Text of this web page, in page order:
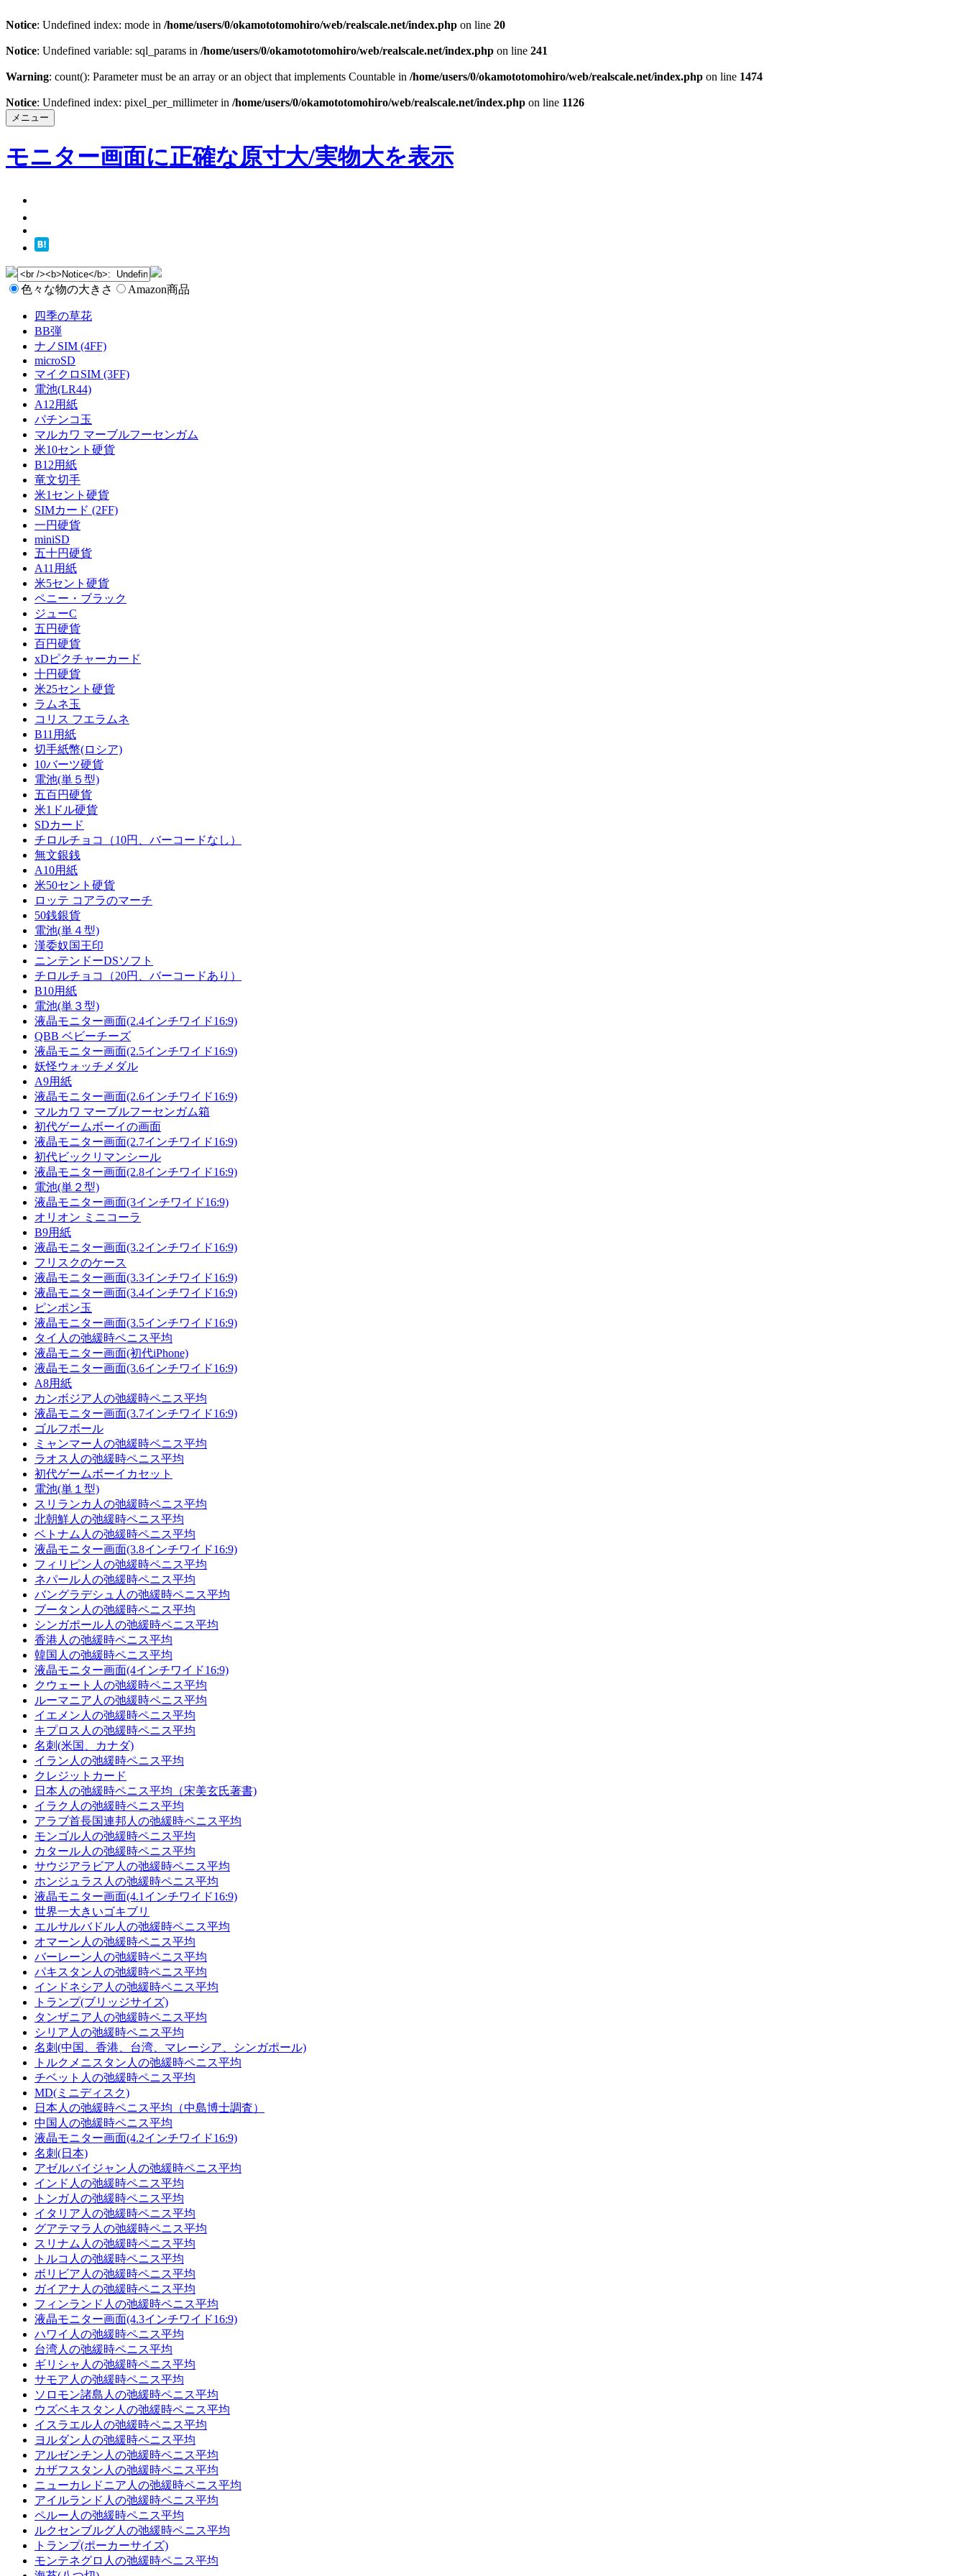
Notice: Undefined index: mode in /home/users/0/okamototomohiro/web/realscale.net/index.php on line 20
Notice: Undefined variable: sql_params in /home/users/0/okamototomohiro/web/realscale.net/index.php on line 241
Warning: count(): Parameter must be an array or an object that implements Countable in /home/users/0/okamototomohiro/web/realscale.net/index.php on line 1474
Notice: Undefined index: pixel_per_millimeter in /home/users/0/okamototomohiro/web/realscale.net/index.php on line 1126
メニュー
モニター画面に正確な原寸大/実物大を表示
色々な物の大きさ Amazon商品
四季の草花
BB弾
ナノSIM (4FF)
microSD
マイクロSIM (3FF)
電池(LR44)
A12用紙
パチンコ玉
マルカワ マーブルフーセンガム
米10セント硬貨
B12用紙
竜文切手
米1セント硬貨
SIMカード (2FF)
一円硬貨
miniSD
五十円硬貨
A11用紙
米5セント硬貨
ペニー・ブラック
ジューC
五円硬貨
百円硬貨
xDピクチャーカード
十円硬貨
米25セント硬貨
ラムネ玉
コリス フエラムネ
B11用紙
切手紙幣(ロシア)
10バーツ硬貨
電池(単５型)
五百円硬貨
米1ドル硬貨
SDカード
チロルチョコ（10円、バーコードなし）
無文銀銭
A10用紙
米50セント硬貨
ロッテ コアラのマーチ
50銭銀貨
電池(単４型)
漢委奴国王印
ニンテンドーDSソフト
チロルチョコ（20円、バーコードあり）
B10用紙
電池(単３型)
液晶モニター画面(2.4インチワイド16:9)
QBB ベビーチーズ
液晶モニター画面(2.5インチワイド16:9)
妖怪ウォッチメダル
A9用紙
液晶モニター画面(2.6インチワイド16:9)
マルカワ マーブルフーセンガム箱
初代ゲームボーイの画面
液晶モニター画面(2.7インチワイド16:9)
初代ビックリマンシール
液晶モニター画面(2.8インチワイド16:9)
電池(単２型)
液晶モニター画面(3インチワイド16:9)
オリオン ミニコーラ
B9用紙
液晶モニター画面(3.2インチワイド16:9)
フリスクのケース
液晶モニター画面(3.3インチワイド16:9)
液晶モニター画面(3.4インチワイド16:9)
ピンポン玉
液晶モニター画面(3.5インチワイド16:9)
タイ人の弛緩時ペニス平均
液晶モニター画面(初代iPhone)
液晶モニター画面(3.6インチワイド16:9)
A8用紙
カンボジア人の弛緩時ペニス平均
液晶モニター画面(3.7インチワイド16:9)
ゴルフボール
ミャンマー人の弛緩時ペニス平均
ラオス人の弛緩時ペニス平均
初代ゲームボーイカセット
電池(単１型)
スリランカ人の弛緩時ペニス平均
北朝鮮人の弛緩時ペニス平均
ベトナム人の弛緩時ペニス平均
液晶モニター画面(3.8インチワイド16:9)
フィリピン人の弛緩時ペニス平均
ネパール人の弛緩時ペニス平均
バングラデシュ人の弛緩時ペニス平均
ブータン人の弛緩時ペニス平均
シンガポール人の弛緩時ペニス平均
香港人の弛緩時ペニス平均
韓国人の弛緩時ペニス平均
液晶モニター画面(4インチワイド16:9)
クウェート人の弛緩時ペニス平均
ルーマニア人の弛緩時ペニス平均
イエメン人の弛緩時ペニス平均
キプロス人の弛緩時ペニス平均
名刺(米国、カナダ)
イラン人の弛緩時ペニス平均
クレジットカード
日本人の弛緩時ペニス平均（宋美玄氏著書)
イラク人の弛緩時ペニス平均
アラブ首長国連邦人の弛緩時ペニス平均
モンゴル人の弛緩時ペニス平均
カタール人の弛緩時ペニス平均
サウジアラビア人の弛緩時ペニス平均
ホンジュラス人の弛緩時ペニス平均
液晶モニター画面(4.1インチワイド16:9)
世界一大きいゴキブリ
エルサルバドル人の弛緩時ペニス平均
オマーン人の弛緩時ペニス平均
バーレーン人の弛緩時ペニス平均
パキスタン人の弛緩時ペニス平均
インドネシア人の弛緩時ペニス平均
トランプ(ブリッジサイズ)
タンザニア人の弛緩時ペニス平均
シリア人の弛緩時ペニス平均
名刺(中国、香港、台湾、マレーシア、シンガポール)
トルクメニスタン人の弛緩時ペニス平均
チベット人の弛緩時ペニス平均
MD(ミニディスク)
日本人の弛緩時ペニス平均（中島博士調査）
中国人の弛緩時ペニス平均
液晶モニター画面(4.2インチワイド16:9)
名刺(日本)
アゼルバイジャン人の弛緩時ペニス平均
インド人の弛緩時ペニス平均
トンガ人の弛緩時ペニス平均
イタリア人の弛緩時ペニス平均
グアテマラ人の弛緩時ペニス平均
スリナム人の弛緩時ペニス平均
トルコ人の弛緩時ペニス平均
ボリビア人の弛緩時ペニス平均
ガイアナ人の弛緩時ペニス平均
フィンランド人の弛緩時ペニス平均
液晶モニター画面(4.3インチワイド16:9)
ハワイ人の弛緩時ペニス平均
台湾人の弛緩時ペニス平均
ギリシャ人の弛緩時ペニス平均
サモア人の弛緩時ペニス平均
ソロモン諸島人の弛緩時ペニス平均
ウズベキスタン人の弛緩時ペニス平均
イスラエル人の弛緩時ペニス平均
ヨルダン人の弛緩時ペニス平均
アルゼンチン人の弛緩時ペニス平均
カザフスタン人の弛緩時ペニス平均
ニューカレドニア人の弛緩時ペニス平均
アイルランド人の弛緩時ペニス平均
ペルー人の弛緩時ペニス平均
ルクセンブルグ人の弛緩時ペニス平均
トランプ(ポーカーサイズ)
モンテネグロ人の弛緩時ペニス平均